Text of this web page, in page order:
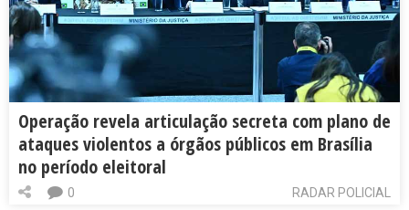
Operação revela articulação secreta com plano de
ataques violentos a órgãos públicos em Brasília
no período eleitoral
RADAR POLICIAL
0